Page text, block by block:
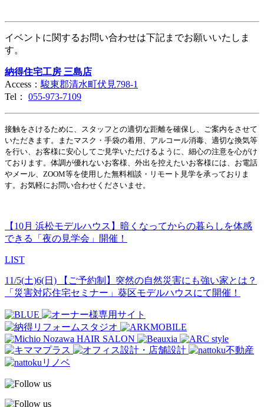
イベントに関するお問い合わせは下記までお願いいたしま
す。
納得住宅工房 三島店
Access： 駿東郡清水町伏見798-1
Tel： 055-973-7109
接触をさけるために、スタッフとの適切な距離を確保し、ご案内をさせて
いただきます。またマスク・手袋の着用、アルコール消毒、適切な換気等
を行い、お客様に安心してご見学いただけるように、細心の注意を心がけ
ております。体調が優れないお客様、外出を控えたいお客様には、お電話
やメール、ZOOM等を使用した無料相談・リモート見学を承っておりま
す。お気軽にお問い合わせくださいませ。
【10月 浜松モデルハウス】暗くなってからの暮らしを体感
できる「夜の見学会」開催！
LIST
11/5(土)6(日) 【ご予約制】突然の自然災害にも強い家とは？
「災害対応住宅セミナー」葵区モデルハウスにて開催！